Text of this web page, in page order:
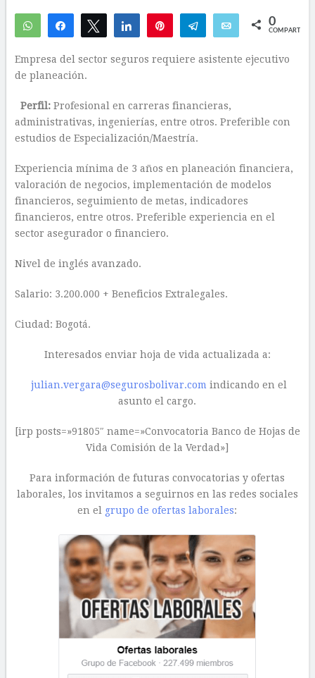
WhatsAppCompartirTwittear Compartir Telegram Email 0
COMPARTIR
Empresa del sector seguros requiere asistente ejecutivo
de planeación.
Perfil:Profesional en carreras financieras,
administrativas, ingenierías, entre otros. Preferible con
estudios de Especialización/Maestría.
Experiencia mínima de 3 años en planeación financiera,
valoración de negocios, implementación de modelos
financieros, seguimiento de metas, indicadores
financieros, entre otros. Preferible experiencia en el
sector asegurador o financiero.
Nivel de inglés avanzado.
Salario: 3.200.000 + Beneficios Extralegales.
Ciudad: Bogotá.
Interesados enviar hoja de vida actualizada a:
julian.vergara@segurosbolivar.com indicando en el
asunto el cargo.
[irp posts=»91805″ name=»Convocatoria Banco de Hojas de
Vida Comisión de la Verdad»]
Para información de futuras convocatorias y ofertas
laborales, los invitamos a seguirnos en las redes sociales
en el grupo de ofertas laborales: